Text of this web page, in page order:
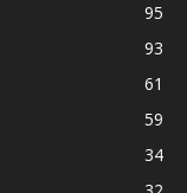
95
93
61
59
34